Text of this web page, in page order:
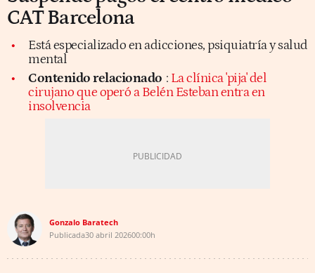
CAT Barcelona
Está especializado en adicciones, psiquiatría y salud
mental
Contenido relacionado : La clínica 'pija' del
cirujano que operó a Belén Esteban entra en
insolvencia
Gonzalo Baratech
Publicada30 abril 202600:00h